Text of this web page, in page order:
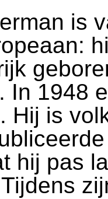
is
In 1948
Hij is
hij pas